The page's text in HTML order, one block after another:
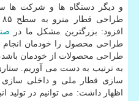
و دیگر دستگاه ها و شرکت ها
افزود: بزرگترین مشکل ما در
طراحی محصول را خودمان انجام
طراحی محصولات از خودمان باشد،